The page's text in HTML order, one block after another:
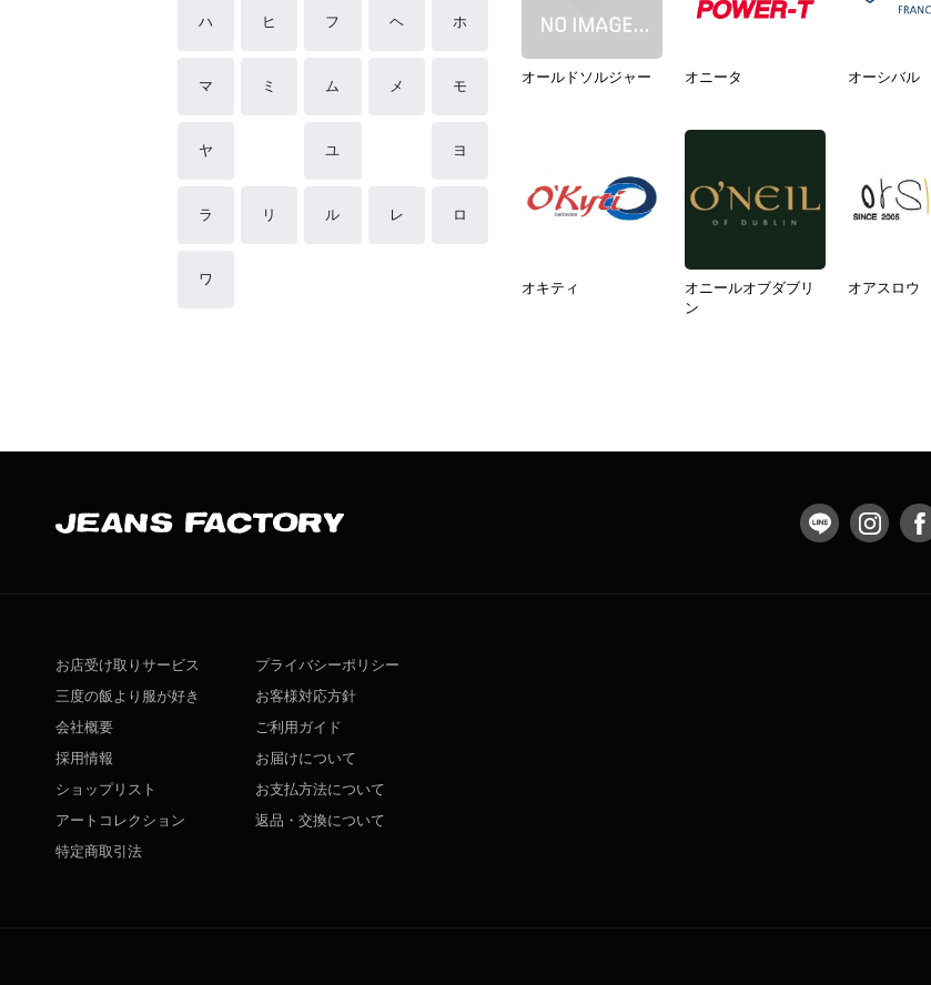
ハ ヒ フ ヘ ホ
マ ミ ム メ モ
ヤ ユ ヨ
ラ リ ル レ ロ
ワ
オールドソルジャー オニータ オーシバル
オキティ
オニールオブダブリ
ン
オアスロウ
お店受け取りサービス
三度の飯より服が好き
会社概要
採用情報
ショップリスト
アートコレクション
特定商取引法
プライバシーポリシー
お客様対応方針
ご利用ガイド
お届けについて
お支払方法について
返品・交換について